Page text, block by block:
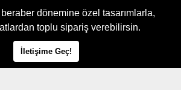
dönemine özel tasarımlarla,
toplu sipariş verebilirsin.
İletişime Geç!